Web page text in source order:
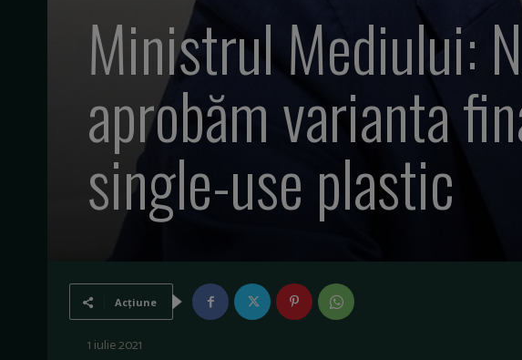
Ministrul Mediului:
aprobăm varianta
single-use plastic
Acțiune
1 iulie 2021